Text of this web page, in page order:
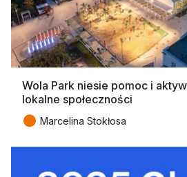
Wola Park niesie pomoc i
lokalne społeczności
● Marcelina Stokłosa